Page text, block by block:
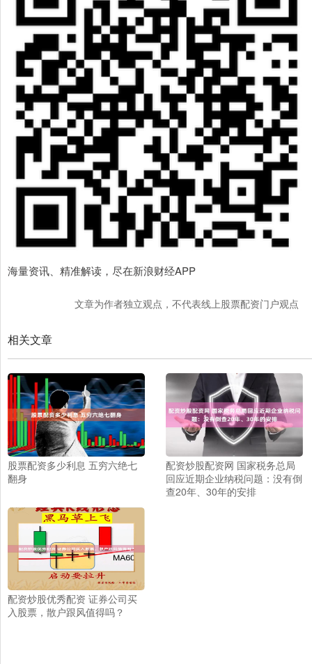
海量资讯、精准解读，尽在新浪财经APP
文章为作者独立观点，不代表线上股票配资门户观点
相关文章
股票配资多少利息 五穷六绝七
翻身
配资炒股配资网 国家税务总局
回应近期企业纳税问题：没有倒
查20年、30年的安排
配资炒股优秀配资 证券公司买
入股票，散户跟风值得吗？